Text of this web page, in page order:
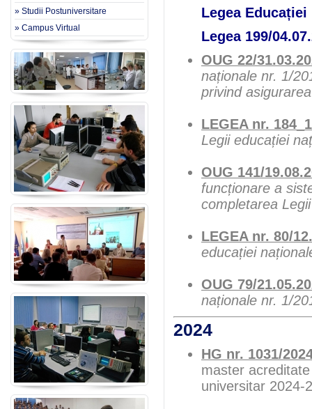
» Studii Postuniversitare
» Campus Virtual
Legea
Legea 199/
OUG 22/
naționale nr. 1/
privind
LEGEA nr.
Legii educației
OUG 141/
funcționare a
completarea
LEGEA nr. 80/
educației
OUG 79/
naționale nr. 1/
2024
HG nr. 1031/
master
universitar 2024-